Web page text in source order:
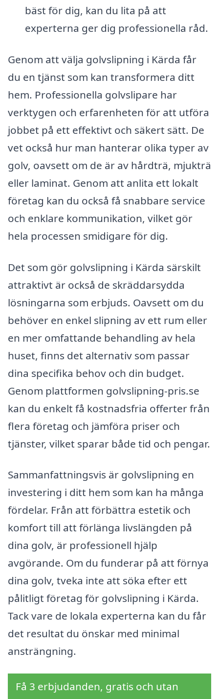
bäst för dig, kan du lita på att
experterna ger dig professionella råd.
Genom att välja golvslipning i Kärda får
du en tjänst som kan transformera ditt
hem. Professionella golvslipare har
verktygen och erfarenheten för att utföra
jobbet på ett effektivt och säkert sätt. De
vet också hur man hanterar olika typer av
golv, oavsett om de är av hårdträ, mjukträ
eller laminat. Genom att anlita ett lokalt
företag kan du också få snabbare service
och enklare kommunikation, vilket gör
hela processen smidigare för dig.
Det som gör golvslipning i Kärda särskilt
attraktivt är också de skräddarsydda
lösningarna som erbjuds. Oavsett om du
behöver en enkel slipning av ett rum eller
en mer omfattande behandling av hela
huset, finns det alternativ som passar
dina specifika behov och din budget.
Genom plattformen golvslipning-pris.se
kan du enkelt få kostnadsfria offerter från
flera företag och jämföra priser och
tjänster, vilket sparar både tid och pengar.
Sammanfattningsvis är golvslipning en
investering i ditt hem som kan ha många
fördelar. Från att förbättra estetik och
komfort till att förlänga livslängden på
dina golv, är professionell hjälp
avgörande. Om du funderar på att förnya
dina golv, tveka inte att söka efter ett
pålitligt företag för golvslipning i Kärda.
Tack vare de lokala experterna kan du får
det resultat du önskar med minimal
ansträngning.
Få 3 erbjudanden, gratis och utan